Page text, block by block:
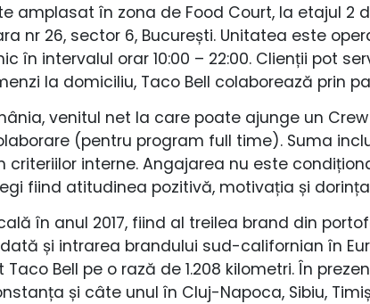
amplasat în zona de Food Court, la etajul
nr 26, sector 6, București. Unitatea este
în intervalul orar 10:00 – 22:00. Clienții pot
la domiciliu, Taco Bell colaborează prin
venitul net la care poate ajunge un
(pentru program full time). Suma
interne. Angajarea nu este
fiind atitudinea pozitivă, motivația și
în anul 2017, fiind al treilea brand din
și intrarea brandului sud-californian în
Bell pe o rază de 1.208 kilometri. În
și câte unul în Cluj-Napoca, Sibiu,